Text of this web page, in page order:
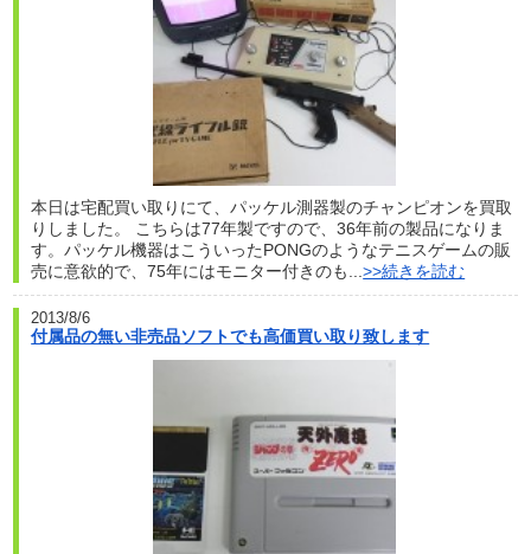
本日は宅配買い取りにて、パッケル測器製のチャンピオンを買取
りしました。 こちらは77年製ですので、36年前の製品になりま
す。パッケル機器はこういったPONGのようなテニスゲームの販
売に意欲的で、75年にはモニター付きのも...>>続きを読む
2013/8/6
付属品の無い非売品ソフトでも高価買い取り致します